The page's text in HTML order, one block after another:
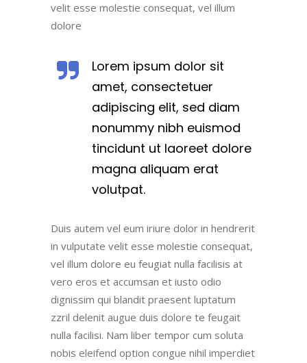
velit esse molestie consequat, vel illum
dolore
Lorem ipsum dolor sit
amet, consectetuer
adipiscing elit, sed diam
nonummy nibh euismod
tincidunt ut laoreet dolore
magna aliquam erat
volutpat.
Duis autem vel eum iriure dolor in hendrerit
in vulputate velit esse molestie consequat,
vel illum dolore eu feugiat nulla facilisis at
vero eros et accumsan et iusto odio
dignissim qui blandit praesent luptatum
zzril delenit augue duis dolore te feugait
nulla facilisi. Nam liber tempor cum soluta
nobis eleifend option congue nihil imperdiet